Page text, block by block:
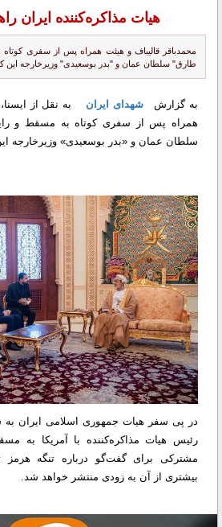
هیات مذاکره‌کننده ایران
محمدباقر قالیباف و هیئت همراه پس از سفری کوتاه
طارق" سلطان عمان و "بدر بوسعیدی" وزیرخارجه این
به گزارششهدای ایران به نقل از
همراه پس از سفری کوتاه به مسقط و
سلطان عمان و «بدر بوسعیدی» وزیرخارجه
در پی سفر هیات جمهوری اسلامی ایران
رئیس هیات مذاکره‌کننده با آمریکا به
مشترکی برای گفت‌گو درباره تنگه هرمز
بیشتری از آن به زودی منتشر خواهد شد.